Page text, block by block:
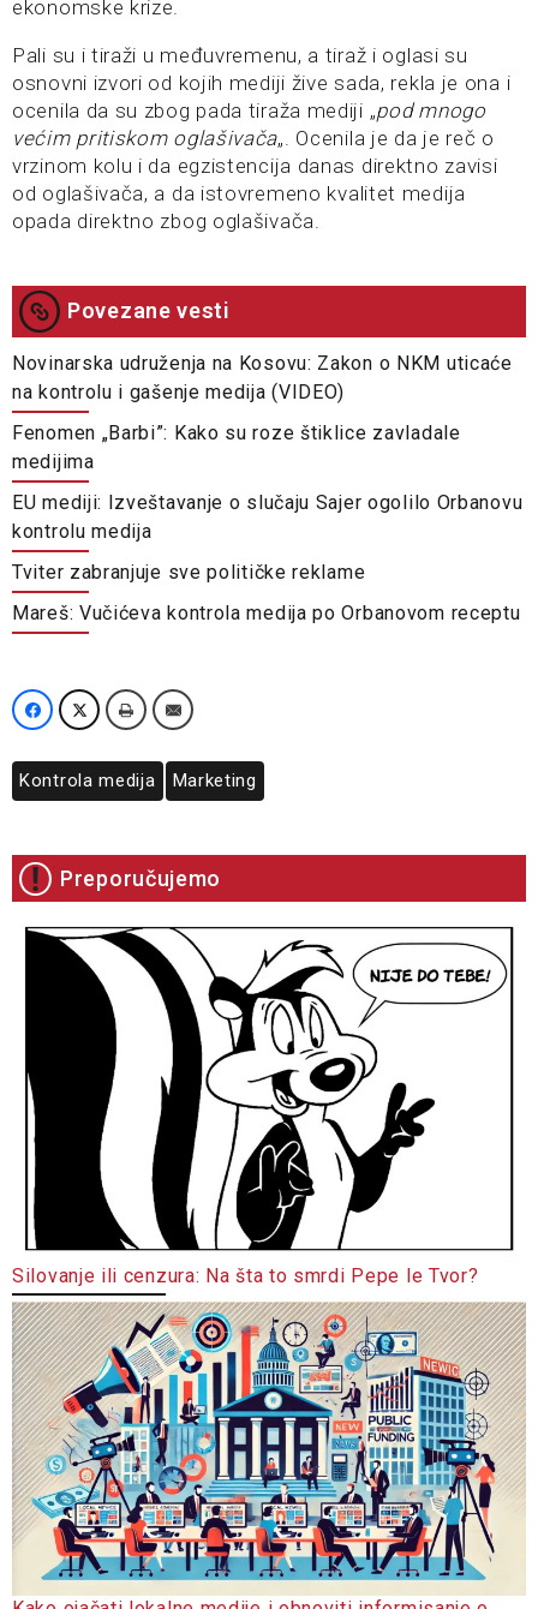
ekonomske krize.
Pali su i tiraži u međuvremenu, a tiraž i oglasi su
osnovni izvori od kojih mediji žive sada, rekla je ona i
ocenila da su zbog pada tiraža mediji „pod mnogo
većim pritiskom oglašivača„. Ocenila je da je reč o
vrzinom kolu i da egzistencija danas direktno zavisi
od oglašivača, a da istovremeno kvalitet medija
opada direktno zbog oglašivača.
Povezane vesti
Novinarska udruženja na Kosovu: Zakon o NKM uticaće
na kontrolu i gašenje medija (VIDEO)
Fenomen „Barbi”: Kako su roze štiklice zavladale
medijima
EU mediji: Izveštavanje o slučaju Sajer ogolilo Orbanovu
kontrolu medija
Tviter zabranjuje sve političke reklame
Mareš: Vučićeva kontrola medija po Orbanovom receptu
Kontrola medija Marketing
Preporučujemo
Silovanje ili cenzura: Na šta to smrdi Pepe le Tvor?